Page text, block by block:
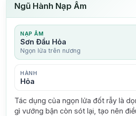
Ngũ Hành Nạp Âm
NẠP ÂM
Sơn Đầu Hỏa
Ngọn lửa trên nương
HÀNH
Hỏa
Tác dụng của ngọn lửa đốt rẫy là
gì vướng bận còn sót lại, tạo nên